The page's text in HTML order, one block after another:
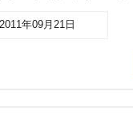
2011年09月21日